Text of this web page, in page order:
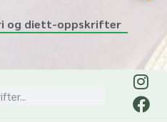
og diett-oppskrifter